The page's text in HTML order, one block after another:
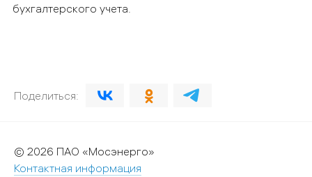
бухгалтерского учета.
Поделиться:
© 2026 ПАО «Мосэнерго»
Контактная информация